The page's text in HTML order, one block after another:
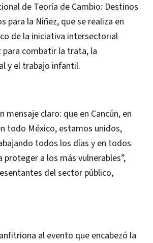
de Teoría de Cambio: Destinos
para la Niñez, que se realiza en
de la iniciativa intersectorial
combatir la trata, la
y el trabajo infantil.
mensaje claro: que en Cancún, en
todo México, estamos unidos,
todos los días y en todos
proteger a los más vulnerables”,
del sector público,
al evento que encabezó la